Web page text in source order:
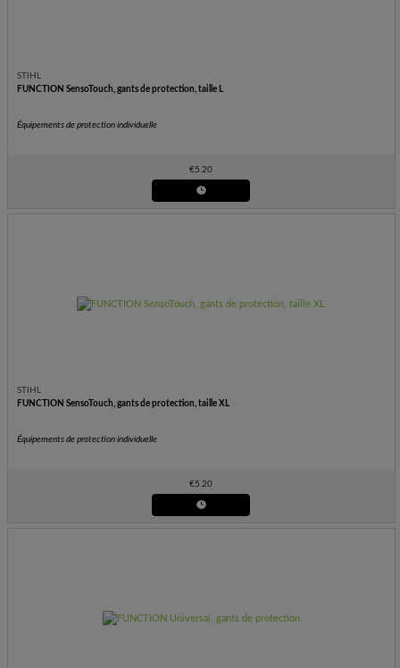
STIHL
FUNCTION SensoTouch, gants de protection, taille L
Équipements de protection individuelle
€5.20
STIHL
FUNCTION SensoTouch, gants de protection, taille XL
Équipements de protection individuelle
€5.20